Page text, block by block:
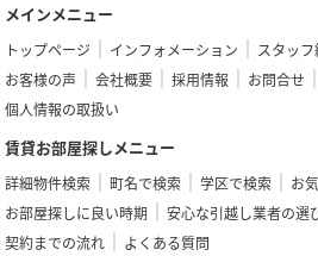
メインメニュー
トップページ インフォメーション スタッ
お客様の声
会社概要 採用情報 お問合せ
個人情報の取扱い
賃貸お部屋探しメニュー
詳細物件検索 町名で検索 学区で検索 お
お部屋探しに良い時期
安心な引越し業者の選
契約までの流れ
よくある質問